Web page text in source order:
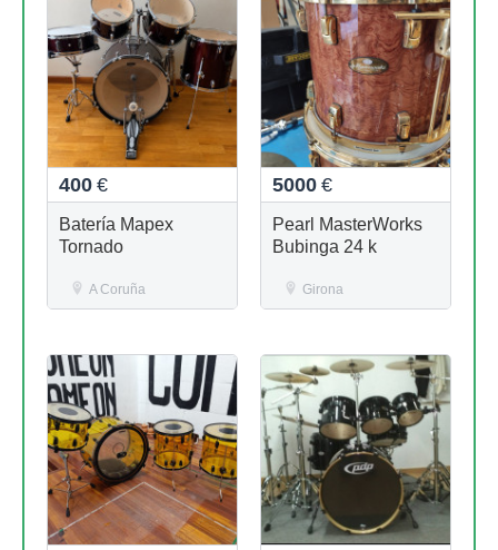
400 €
Batería Mapex
Tornado
A Coruña
5000 €
Pearl MasterWorks
Bubinga 24 k
Girona